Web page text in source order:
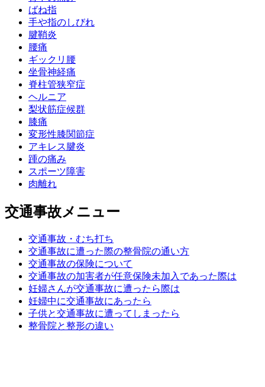
ばね指
手や指のしびれ
腱鞘炎
腰痛
ギックリ腰
坐骨神経痛
脊柱管狭窄症
ヘルニア
梨状筋症候群
膝痛
変形性膝関節症
アキレス腱炎
踵の痛み
スポーツ障害
肉離れ
交通事故メニュー
交通事故・むち打ち
交通事故に遭った際の整骨院の通い方
交通事故の保険について
交通事故の加害者が任意保険未加入であった際は
妊婦さんが交通事故に遭ったら際は
妊婦中に交通事故にあったら
子供と交通事故に遭ってしまったら
整骨院と整形の違い